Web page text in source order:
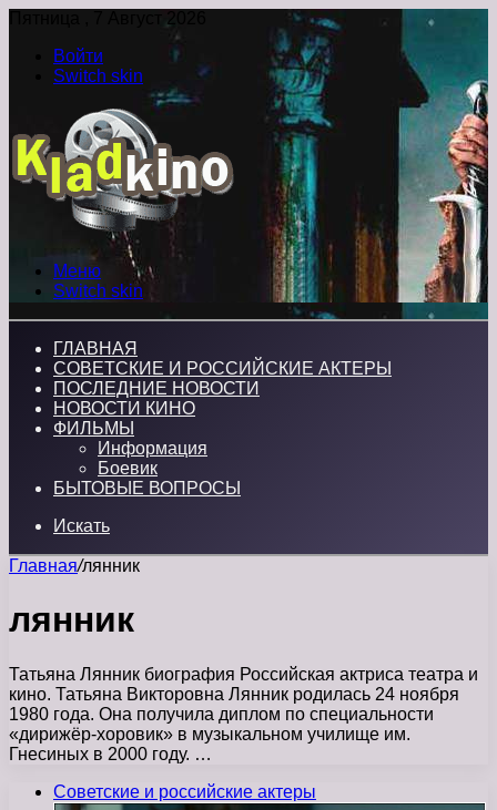
Пятница , 7 Август 2026
Войти
Switch skin
Меню
Switch skin
ГЛАВНАЯ
СОВЕТСКИЕ И РОССИЙСКИЕ АКТЕРЫ
ПОСЛЕДНИЕ НОВОСТИ
НОВОСТИ КИНО
ФИЛЬМЫ
Информация
Боевик
БЫТОВЫЕ ВОПРОСЫ
Искать
Главная/лянник
лянник
Татьяна Лянник биография Российская актриса театра и
кино. Татьяна Викторовна Лянник родилась 24 ноября
1980 года. Она получила диплом по специальности
«дирижёр-хоровик» в музыкальном училище им.
Гнесиных в 2000 году. …
Советские и российские актеры